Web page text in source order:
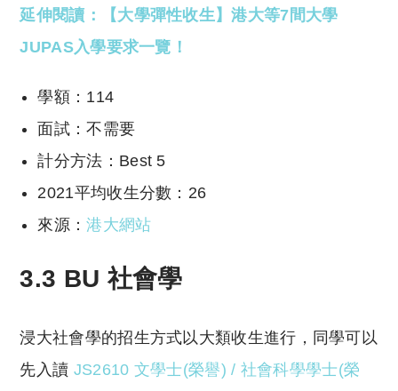
延伸閱讀：【大學彈性收生】港大等7間大學
JUPAS入學要求一覽！
學額：114
面試：不需要
計分方法：Best 5
2021平均收生分數：26
來源：港大網站
3.3 BU 社會學
浸大社會學的招生方式以大類收生進行，同學可以
先入讀 JS2610 文學士(榮譽) / 社會科學學士(榮